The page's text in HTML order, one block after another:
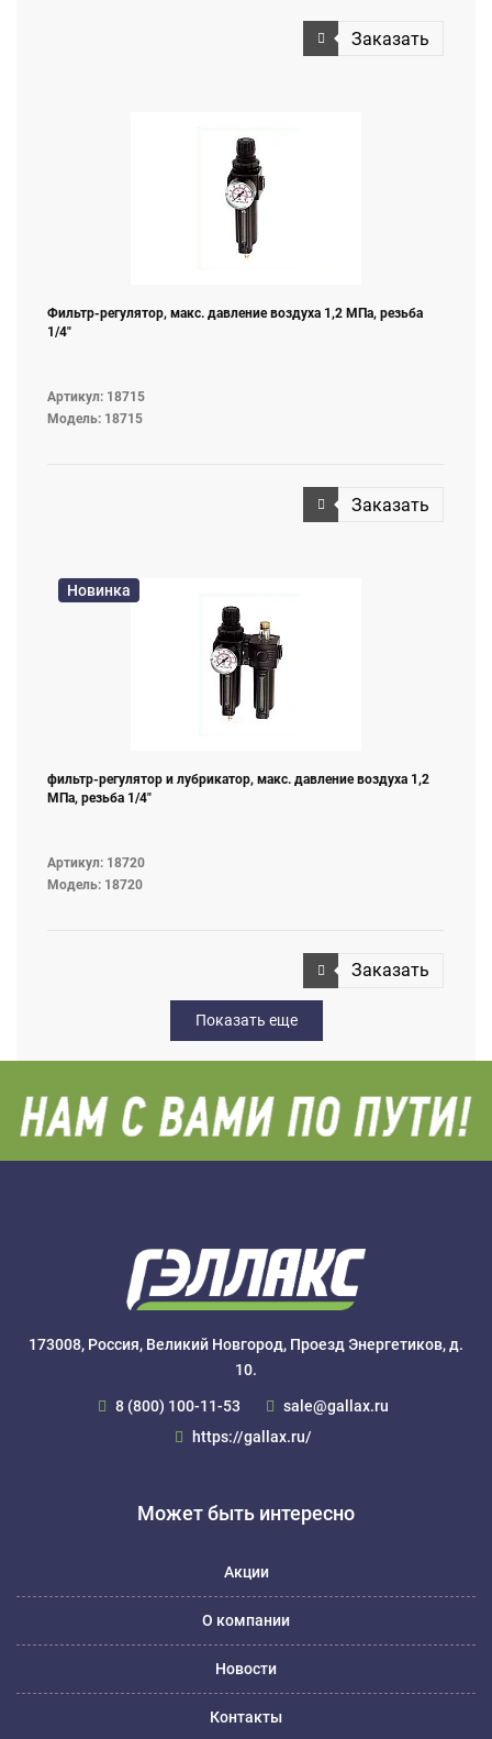
Заказать
Фильтр-регулятор, макс. давление воздуха 1,2 МПа, резьба
1/4"
Артикул: 18715
Модель: 18715
Заказать
Новинка
фильтр-регулятор и лубрикатор, макс. давление воздуха 1,2
МПа, резьба 1/4"
Артикул: 18720
Модель: 18720
Заказать
Показать еще
173008, Россия, Великий Новгород, Проезд Энергетиков, д.
10.
8 (800) 100-11-53
sale@gallax.ru
https://gallax.ru/
Может быть интересно
Акции
О компании
Новости
Контакты